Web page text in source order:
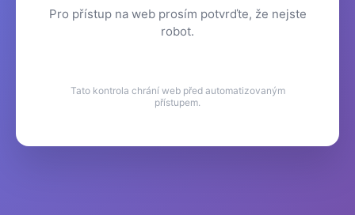
Pro přístup na web prosím potvrďte, že nejste
robot.
Tato kontrola chrání web před automatizovaným
přístupem.